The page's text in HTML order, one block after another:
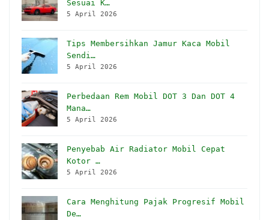
Sesuai K…
5 April 2026
Tips Membersihkan Jamur Kaca Mobil
Sendi…
5 April 2026
Perbedaan Rem Mobil DOT 3 Dan DOT 4
Mana…
5 April 2026
Penyebab Air Radiator Mobil Cepat
Kotor …
5 April 2026
Cara Menghitung Pajak Progresif Mobil
De…